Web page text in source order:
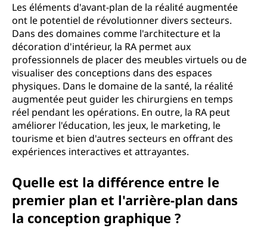
Les éléments d'avant-plan de la réalité augmentée
ont le potentiel de révolutionner divers secteurs.
Dans des domaines comme l'architecture et la
décoration d'intérieur, la RA permet aux
professionnels de placer des meubles virtuels ou de
visualiser des conceptions dans des espaces
physiques. Dans le domaine de la santé, la réalité
augmentée peut guider les chirurgiens en temps
réel pendant les opérations. En outre, la RA peut
améliorer l'éducation, les jeux, le marketing, le
tourisme et bien d'autres secteurs en offrant des
expériences interactives et attrayantes.
Quelle est la différence entre le
premier plan et l'arrière-plan dans
la conception graphique ?